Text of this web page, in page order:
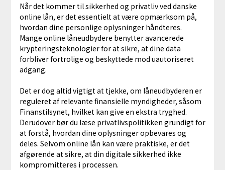
Når det kommer til sikkerhed og privatliv ved danske
online lån, er det essentielt at være opmærksom på,
hvordan dine personlige oplysninger håndteres.
Mange online låneudbydere benytter avancerede
krypteringsteknologier for at sikre, at dine data
forbliver fortrolige og beskyttede mod uautoriseret
adgang.
Det er dog altid vigtigt at tjekke, om låneudbyderen er
reguleret af relevante finansielle myndigheder, såsom
Finanstilsynet, hvilket kan give en ekstra tryghed.
Derudover bør du læse privatlivspolitikken grundigt for
at forstå, hvordan dine oplysninger opbevares og
deles. Selvom online lån kan være praktiske, er det
afgørende at sikre, at din digitale sikkerhed ikke
kompromitteres i processen.